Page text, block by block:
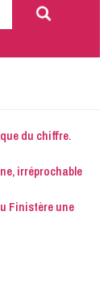
du chiffre.
irréprochable
Finistère une